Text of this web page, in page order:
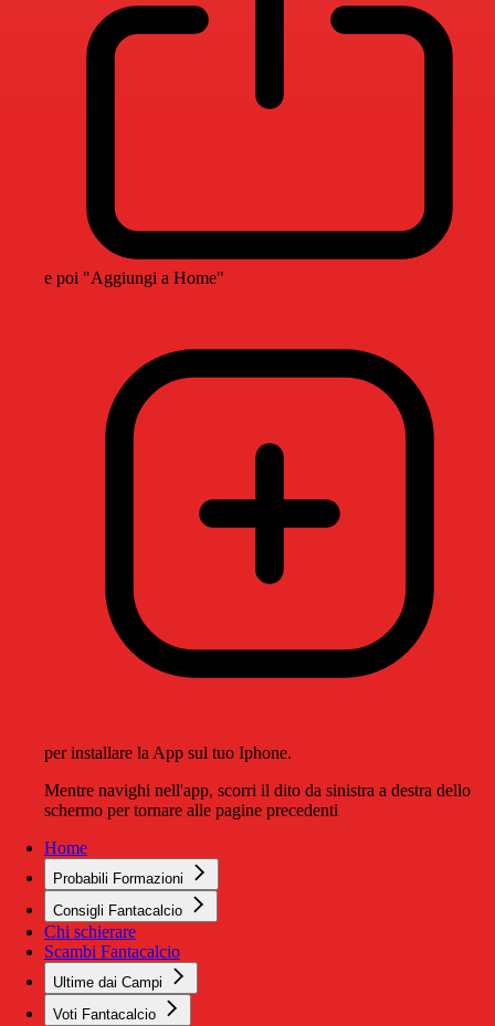
e poi "Aggiungi a Home"
per installare la App sul tuo Iphone.
Mentre navighi nell'app, scorri il dito da sinistra a destra dello
schermo per tornare alle pagine precedenti
Home
Probabili Formazioni
Consigli Fantacalcio
Chi schierare
Scambi Fantacalcio
Ultime dai Campi
Voti Fantacalcio